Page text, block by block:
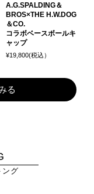
A.G.SPALDING＆
BROS×THE H.W.DOG
＆CO.
コラボベースボールキ
ャップ
¥19,800(税込）
る
グ